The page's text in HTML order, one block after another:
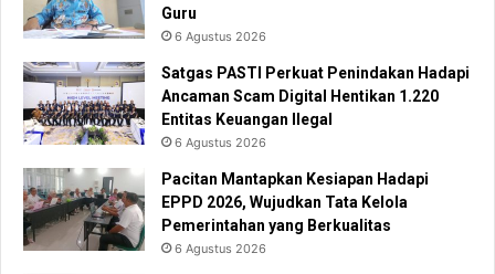
Guru
6 Agustus 2026
Satgas PASTI Perkuat Penindakan Hadapi
Ancaman Scam Digital Hentikan 1.220
Entitas Keuangan Ilegal
6 Agustus 2026
Pacitan Mantapkan Kesiapan Hadapi
EPPD 2026, Wujudkan Tata Kelola
Pemerintahan yang Berkualitas
6 Agustus 2026